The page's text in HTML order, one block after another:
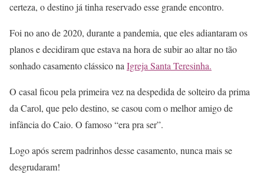
certeza, o destino já tinha reservado esse grande encontro.
Foi no ano de 2020, durante a pandemia, que eles adiantaram os
planos e decidiram que estava na hora de subir ao altar no tão
sonhado casamento clássico naIgreja Santa Teresinha.
O casal ficou pela primeira vez na despedida de solteiro da prima
da Carol, que pelo destino, se casou com o melhor amigo de
infância do Caio. O famoso “era pra ser”.
Logo após serem padrinhos desse casamento, nunca mais se
desgrudaram!